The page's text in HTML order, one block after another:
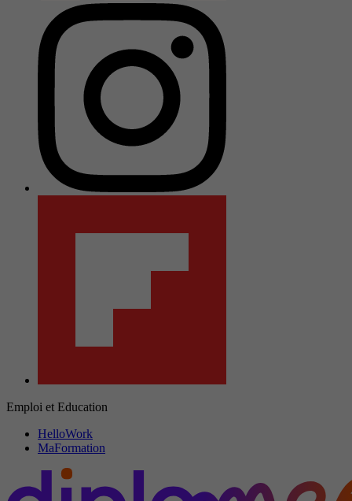
Emploi et Education
HelloWork
MaFormation